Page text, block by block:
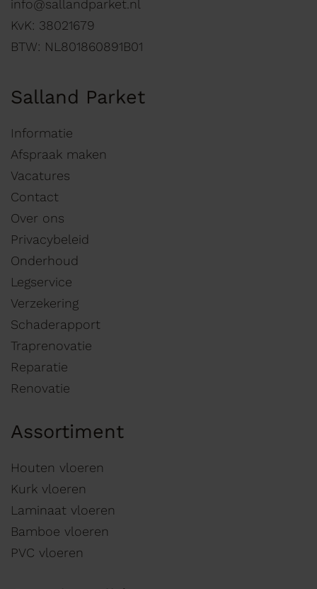
info@sallandparket.nl
KvK: 38021679
BTW: NL801860891B01
Salland Parket
Informatie
Afspraak maken
Vacatures
Contact
Over ons
Privacybeleid
Onderhoud
Legservice
Verzekering
Schaderapport
Traprenovatie
Reparatie
Renovatie
Assortiment
Houten vloeren
Kurk vloeren
Laminaat vloeren
Bamboe vloeren
PVC vloeren